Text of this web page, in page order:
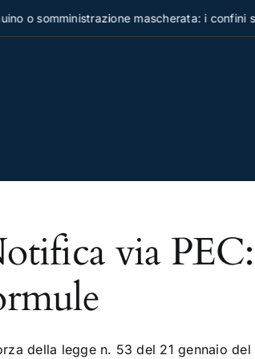
o somministrazione mascherata: i confini
via
della legge n. 53 del 21 gennaio